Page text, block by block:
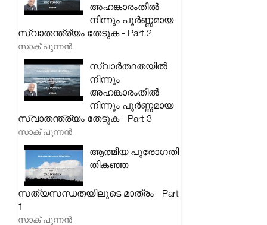
അഹങ്കാരംതിൽ
നിന്നും പൂർണ്ണമായ
സ്വാതന്ത്ര്യം തേടുക - Part 2
സാക് പുന്നൻ
സ്വാർത്ഥതയിൽ
നിന്നും
അഹങ്കാരംതിൽ
നിന്നും പൂർണ്ണമായ
സ്വാതന്ത്ര്യം തേടുക - Part 3
സാക് പുന്നൻ
ആത്മീയ പുരോഗതി
തികഞ്ഞ
സത്യസന്ധതയിലൂടെ മാത്രം - Part
1
സാക് പുന്നൻ